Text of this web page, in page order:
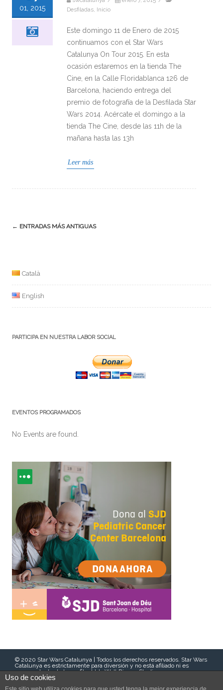
01, 2015
Desfiladas, Inicio
Este domingo 11 de Enero de 2015
continuamos con el Star Wars
Catalunya On Tour 2015. En esta
ocasión estaremos en la tienda The
Cine, en la Calle Floridablanca 126 de
Barcelona, haciendo entrega del
premio de fotografía de la Desfilada Star
Wars 2014. Acércate el domingo a la
tienda The Cine, desde las 11h de la
mañana hasta las 13h
Leer más
Navegación
← ENTRADAS MÁS ANTIGUAS
Català
English
PARTICIPA EN NUESTRA LABOR SOCIAL
EVENTOS PROGRAMADOS
No Events are found.
© 2020 Star Wars Catalunya | Todos los derechos reservados. Star Wars
Catalunya es estrictamente para diversión y no está afiliado ni es
representante de Lucasfilm Ltd., Walt Disney Studios o sus
subsidiarias. Esta comunidad de fans dirigida por voluntarios apoya el
Uso de cookies